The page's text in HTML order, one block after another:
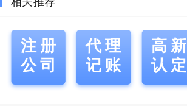
注册
公司
代理
记账
高新
认定